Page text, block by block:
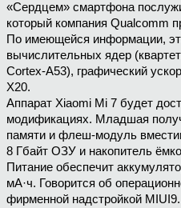
«Сердцем» смартфона
который компания Qualcomm
По имеющейся информации,
вычислительных ядер
Cortex-A53), графический
X20.
Аппарат Xiaomi Mi 7 будет
модификациях. Младшая
памяти и флеш-модуль
8 Гбайт ОЗУ и накопитель
Питание обеспечит
мА·ч. Говорится об
фирменной надстройкой